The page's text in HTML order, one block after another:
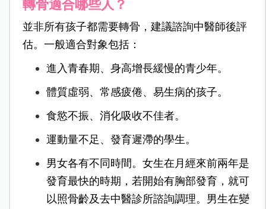
轉骨適合哪些人？
並非所有孩子都需要轉骨，建議諮詢中醫師後評
估。一般適合對象包括：
進入青春期、身高增長緩慢的青少年。
體質虛弱、常感疲倦、易生病的孩子。
食慾不振、消化吸收不佳者。
運動量不足、發育遲滯的學生。
男女各有不同時間。女生在月經來前兩年是
發育最快的時期，若開始有胸部發育，就可
以照骨齡及去中醫診所諮詢調理。男生在變